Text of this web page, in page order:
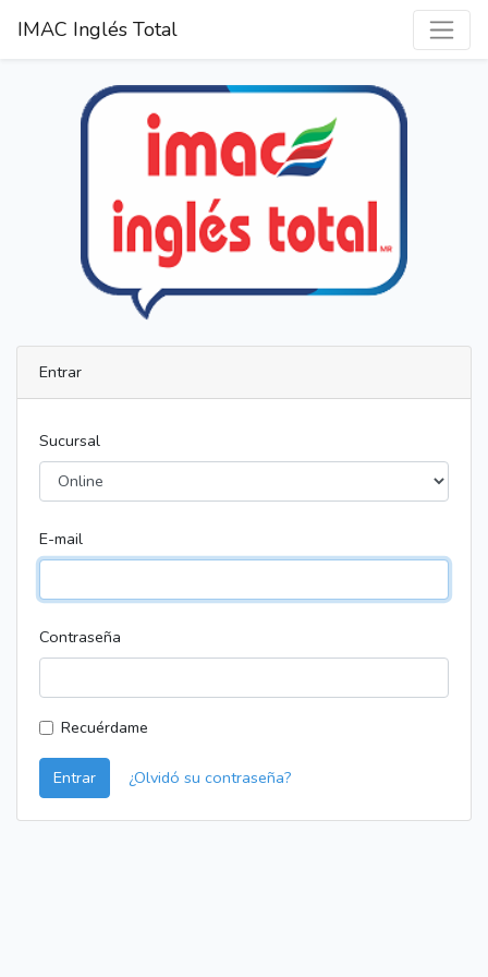
IMAC Inglés Total
Entrar
Sucursal
E-mail
Contraseña
Recuérdame
Entrar ¿Olvidó su contraseña?